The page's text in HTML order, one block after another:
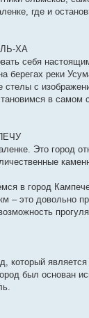
где и
ХА
себя
берегах реки
стелы с
в самом
Это город
в город
– это довольно
является
был основан